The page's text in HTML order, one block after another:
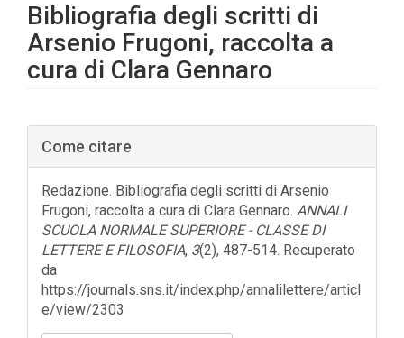
Bibliografia degli scritti di
Arsenio Frugoni, raccolta a
cura di Clara Gennaro
Barra
laterale
dell'articolo
Come citare
Redazione. Bibliografia degli scritti di Arsenio
Frugoni, raccolta a cura di Clara Gennaro. ANNALI
SCUOLA NORMALE SUPERIORE - CLASSE DI
LETTERE E FILOSOFIA, 3(2), 487-514. Recuperato
da
https://journals.sns.it/index.php/annalilettere/articl
e/view/2303